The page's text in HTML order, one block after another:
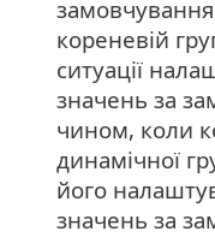
кореневій
ситуації
значень за
чином, коли
динамічної
його
значень за